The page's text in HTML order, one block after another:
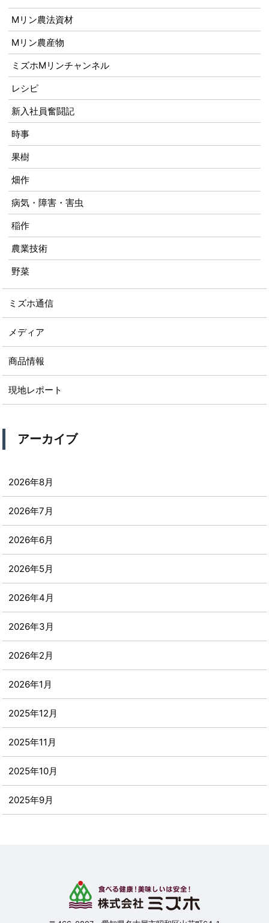
Mリン農法資材
Mリン農産物
ミズホMリンチャンネル
レシピ
新入社員奮闘記
時事
果樹
畑作
病気・障害・害虫
稲作
農業技術
野菜
ミズホ通信
メディア
商品情報
現地レポート
アーカイブ
2026年8月
2026年7月
2026年6月
2026年5月
2026年4月
2026年3月
2026年2月
2026年1月
2025年12月
2025年11月
2025年10月
2025年9月